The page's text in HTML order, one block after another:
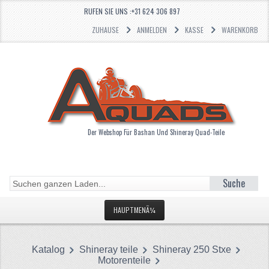
RUFEN SIE UNS :+31 624 306 897
ZUHAUSE
ANMELDEN KASSE WARENKORB
Der Webshop Für Bashan Und Shineray Quad-Teile
Suche
HAUPTMENÃ¼
KATEGORIEN
Katalog Shineray teile
Shineray 250 Stxe
Motorenteile